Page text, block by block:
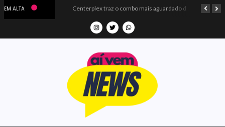
EM ALTA